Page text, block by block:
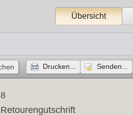
Übersicht
Drucken... Senden...
8
Retourengutschrift